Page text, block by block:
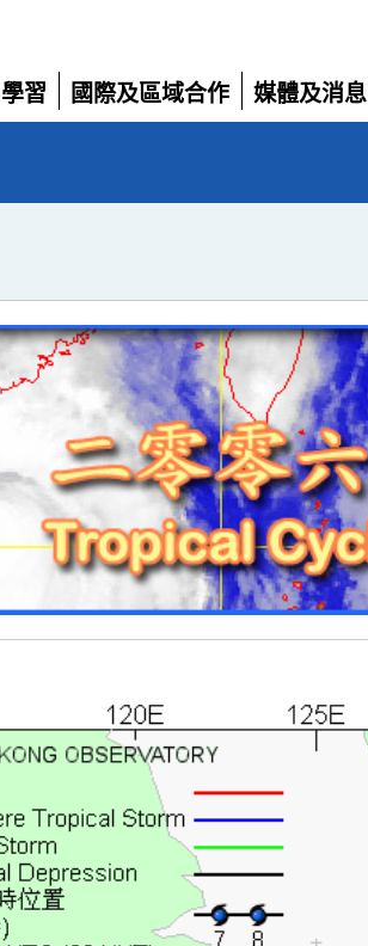
學習
展
國際及區域合作
展
媒體及消息
展